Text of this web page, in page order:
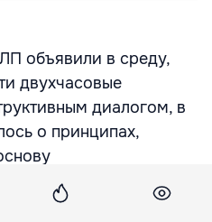
объявили в среду,
двухчасовые
диалогом, в
о принципах,
на последующие
Prim Neo.